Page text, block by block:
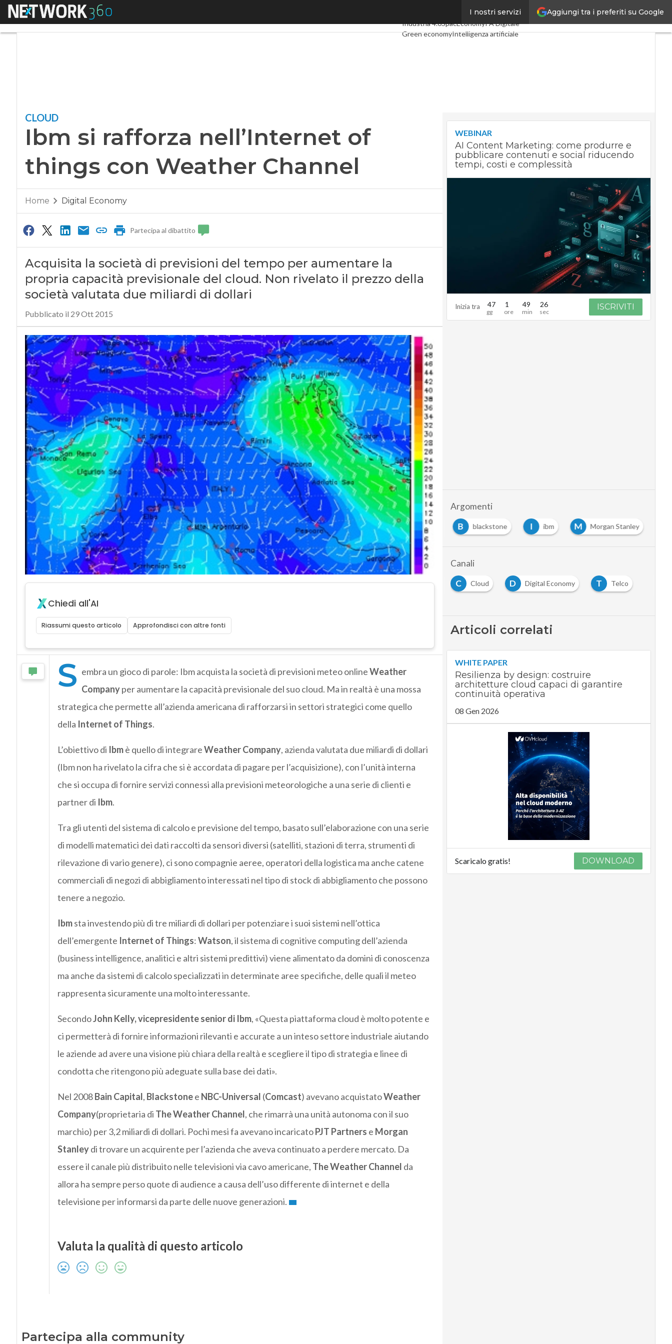
Aggiungi tra i preferiti su Google
I nostri servizi
Menu Digital EconomyTelco
Industria 4.0SpacEconomyPA Digitale
Green economyIntelligenza artificiale
CLOUD
Ibm si rafforza nell’Internet of
things con Weather Channel
Home Digital Economy
Partecipa al dibattito
Acquisita la società di previsioni del tempo per aumentare la
propria capacità previsionale del cloud. Non rivelato il prezzo della
società valutata due miliardi di dollari
Pubblicato il 29 Ott 2015
Chiedi all'AI
Riassumi questo articolo Approfondisci con altre fonti
S embra un gioco di parole: Ibm acquista la società di previsioni meteo onlineWeather
Companyper aumentare la capacità previsionale del suo cloud. Ma in realtà è una mossa
strategica che permette all’azienda americana di rafforzarsi in settori strategici come quello
della Internet of Things.
L’obiettivo di Ibmè quello di integrareWeather Company, azienda valutata due miliardi di dollari
(Ibm non ha rivelato la cifra che si è accordata di pagare per l’acquisizione), con l’unità interna
che si occupa di fornire servizi connessi alla previsioni meteorologiche a una serie di clienti e
partner di Ibm.
Tra gli utenti del sistema di calcolo e previsione del tempo, basato sull’elaborazione con una serie
di modelli matematici dei dati raccolti da sensori diversi (satelliti, stazioni di terra, strumenti di
rilevazione di vario genere), ci sono compagnie aeree, operatori della logistica ma anche catene
commerciali di negozi di abbigliamento interessati nel tipo di stock di abbigliamento che possono
tenere a negozio.
Ibmsta investendo più di tre miliardi di dollari per potenziare i suoi sistemi nell’ottica
dell’emergente Internet of Things:Watson, il sistema di cognitive computing dell’azienda
(business intelligence, analitici e altri sistemi predittivi) viene alimentato da domini di conoscenza
ma anche da sistemi di calcolo specializzati in determinate aree specifiche, delle quali il meteo
rappresenta sicuramente una molto interessante.
SecondoJohn Kelly, vicepresidente senior di Ibm, «Questa piattaforma cloud è molto potente e
ci permetterà di fornire informazioni rilevanti e accurate a un inteso settore industriale aiutando
le aziende ad avere una visione più chiara della realtà e scegliere il tipo di strategia e linee di
condotta che ritengono più adeguate sulla base dei dati».
Nel 2008Bain Capital, Blackstonee NBC-Universal (Comcast) avevano acquistatoWeather
Company(proprietaria di The Weather Channel, che rimarrà una unità autonoma con il suo
marchio) per 3,2 miliardi di dollari. Pochi mesi fa avevano incaricatoPJT Partners e Morgan
Stanleydi trovare un acquirente per l’azienda che aveva continuato a perdere mercato. Da
essere il canale più distribuito nelle televisioni via cavo americane, The Weather Channel da
allora ha sempre perso quote di audience a causa dell’uso differente di internet e della
televisione per informarsi da parte delle nuove generazioni.
Valuta la qualità di questo articolo
Partecipa alla community
WEBINAR
AI Content Marketing: come produrre e
pubblicare contenuti e social riducendo
tempi, costi e complessità
Inizia tra 47 1 49 25 ISCRIVITI
Argomenti
B
bain capital B blackstone I ibm M Morgan Stanley
Canali
C
Cloud D Digital Economy T Telco
Articoli correlati
WHITE PAPER
Resilienza by design: costruire
architetture cloud capaci di garantire
continuità operativa
08 Gen 2026
Scaricalo gratis! DOWNLOAD